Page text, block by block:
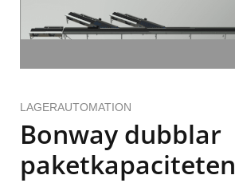
LAGERAUTOMATION
Bonway dubblar
paketkapaciteten